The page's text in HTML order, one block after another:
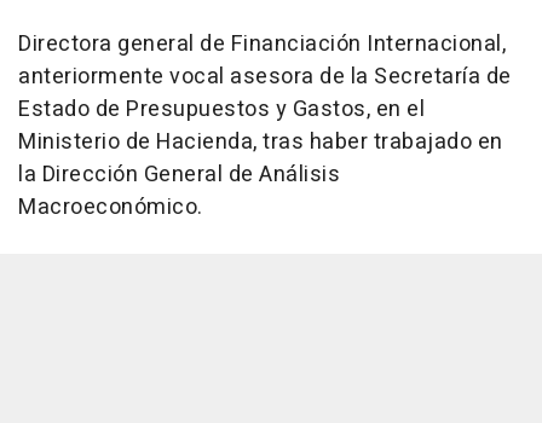
Directora general de Financiación Internacional,
anteriormente vocal asesora de la Secretaría de
Estado de Presupuestos y Gastos, en el
Ministerio de Hacienda, tras haber trabajado en
la Dirección General de Análisis
Macroeconómico.